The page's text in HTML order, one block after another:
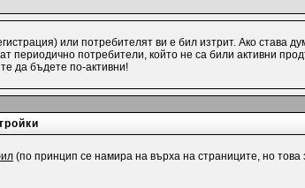
или потребителят ви е бил изтрит. Ако става
потребители, който не са били активни
да бъдете по-активни!
(по принцип се намира на върха на страниците, но